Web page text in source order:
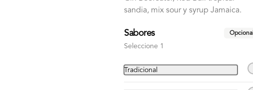
sandia, mix sour y syrup Jamaica.
Sabores Opcional
Seleccione 1
Tradicional